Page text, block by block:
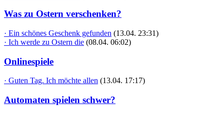
Was zu Ostern verschenken?
· Ein schönes Geschenk gefunden (13.04. 23:31)
· Ich werde zu Ostern die (08.04. 06:02)
Onlinespiele
· Guten Tag. Ich möchte allen (13.04. 17:17)
Automaten spielen schwer?